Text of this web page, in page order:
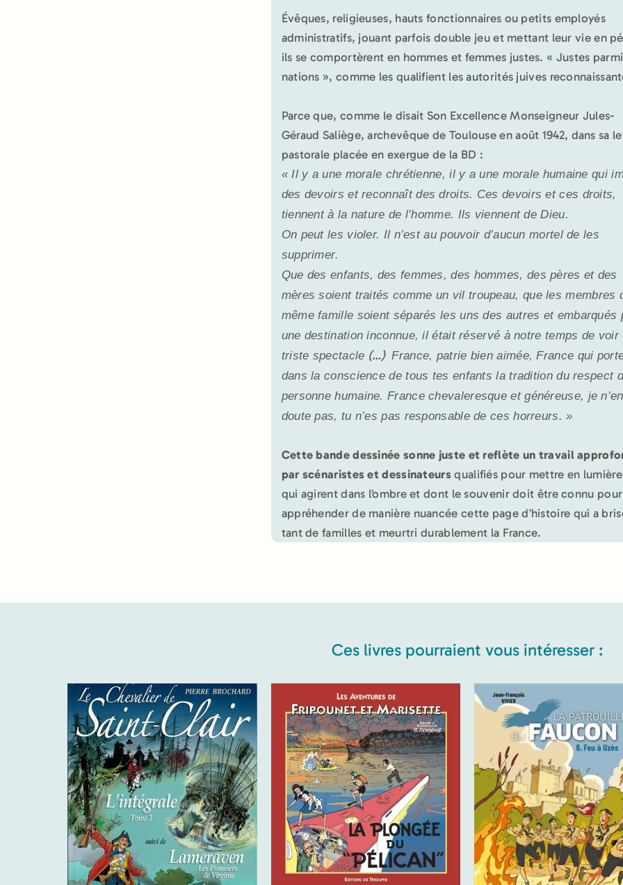
Évêques, religieuses, hauts fonctionnaires ou petits employés
administratifs, jouant parfois double jeu et mettant leur vie en
ils se comportèrent en hommes et femmes justes. « Justes
nations », comme les qualifient les autorités juives
Parce que, comme le disait Son Excellence Monseigneur Jules-
Géraud Saliège, archevêque de Toulouse en août 1942, dans sa
pastorale placée en exergue de la BD :
« Il y a une morale chrétienne, il y a une morale humaine qui
des devoirs et reconnaîtdes droits. Ces devoirs et ces droits,
tiennent à la nature de l’homme. Ils viennent de Dieu.
On peut les violer. Il n’est au pouvoir d’aucun mortel de les
supprimer.
Que des enfants, des femmes, des hommes, des pères et des
mères soient traités comme un vil troupeau, que les membres
même famille soient séparés les uns des autres et embarqués
une destination inconnue, il était réservé à notre temps de voir
triste spectacle (…) France, patrie bien aimée,France qui
dans la conscience de tous tes enfants latradition du respect
personne humaine. France chevaleresque et généreuse, je n’en
doute pas, tu n’es pas responsable deces horreurs. »
Cette bande dessinée sonne juste et reflète un travail
par scénaristes et dessinateurs qualifiés pour mettre en
qui agirent dans l’ombre et dont le souvenir doit être connu pour
appréhender de manière nuancée cette page d’histoire qui a
tant de familles et meurtri durablement la France.
Ces livres pourraient vous intéresser :